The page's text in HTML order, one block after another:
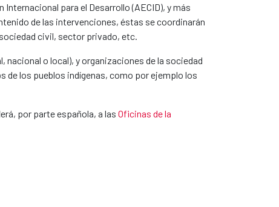
para el Desarrollo (AECID), y más
de las intervenciones, éstas se coordinarán
civil, sector privado, etc.
o local), y organizaciones de la sociedad
de los pueblos indígenas, como por ejemplo los
por parte española, a las Oficinas de la